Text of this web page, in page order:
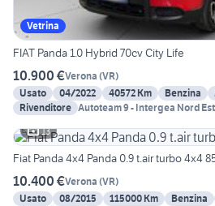
Vetrina
FIAT Panda 1.0 Hybrid 70cv City Life
10.900 €Verona (VR)
Usato
04/2022 40572 Km Benzina
Rivenditore Autoteam 9 - Intergea Nord Est
13
Fiat Panda 4x4 Panda 0.9 t.air turbo 4x4
10.400 €Verona (VR)
Usato
08/2015 115000 Km Benzina